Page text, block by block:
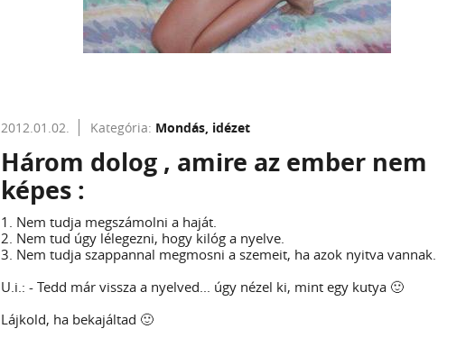
2012.01.02. Kategória: Mondás, idézet
Három dolog , amire az ember nem
képes :
1. Nem tudja megszámolni a haját.
2. Nem tud úgy lélegezni, hogy kilóg a nyelve.
3. Nem tudja szappannal megmosni a szemeit, ha azok nyitva vannak.
U.i.: - Tedd már vissza a nyelved... úgy nézel ki, mint egy kutya 🙂
Lájkold, ha bekajáltad 🙂